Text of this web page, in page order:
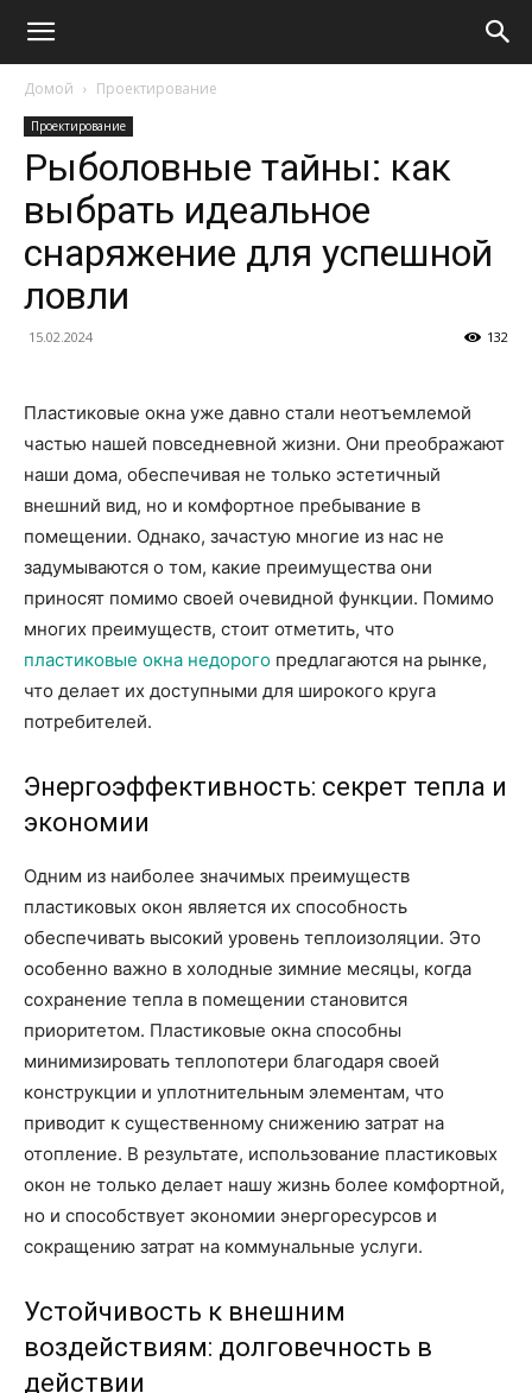
Домой Проектирование
Проектирование
Рыболовные тайны: как
выбрать идеальное
снаряжение для успешной
ловли
15.02.2024 132
Пластиковые окна уже давно стали неотъемлемой
частью нашей повседневной жизни. Они преображают
наши дома, обеспечивая не только эстетичный
внешний вид, но и комфортное пребывание в
помещении. Однако, зачастую многие из нас не
задумываются о том, какие преимущества они
приносят помимо своей очевидной функции. Помимо
многих преимуществ, стоит отметить, что
пластиковые окна недорого предлагаются на рынке,
что делает их доступными для широкого круга
потребителей.
Энергоэффективность: секрет тепла и
экономии
Одним из наиболее значимых преимуществ
пластиковых окон является их способность
обеспечивать высокий уровень теплоизоляции. Это
особенно важно в холодные зимние месяцы, когда
сохранение тепла в помещении становится
приоритетом. Пластиковые окна способны
минимизировать теплопотери благодаря своей
конструкции и уплотнительным элементам, что
приводит к существенному снижению затрат на
отопление. В результате, использование пластиковых
окон не только делает нашу жизнь более комфортной,
но и способствует экономии энергоресурсов и
сокращению затрат на коммунальные услуги.
Устойчивость к внешним
воздействиям: долговечность в
действии